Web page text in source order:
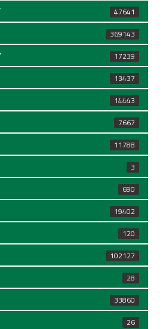
47641
369143
17239
13437
14443
7667
11788
3
690
19402
120
102127
28
33860
26